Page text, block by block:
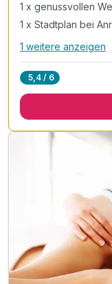
1 x genussvollen
1 x Stadtplan bei
Alle
2 x reichhaltiges
1 x Stadtplan bei
inkl. Nutzung des
1 weitere anzeigen
5,4 / 6